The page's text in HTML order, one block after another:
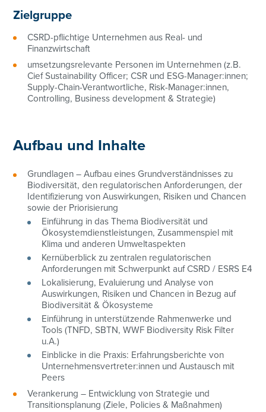
Zielgruppe
CSRD-pflichtige Unternehmen aus Real- und
Finanzwirtschaft
umsetzungsrelevante Personen im Unternehmen (z.B.
Cief Sustainability Officer; CSR und ESG-Manager:innen;
Supply-Chain-Verantwortliche, Risk-Manager:innen,
Controlling, Business development & Strategie)
Aufbau und Inhalte
Grundlagen – Aufbau eines Grundverständnisses zu
Biodiversität, den regulatorischen Anforderungen, der
Identifizierung von Auswirkungen, Risiken und Chancen
sowie der Priorisierung
Einführung in das Thema Biodiversität und
Ökosystemdienstleistungen, Zusammenspiel mit
Klima und anderen Umweltaspekten
Kernüberblick zu zentralen regulatorischen
Anforderungen mit Schwerpunkt auf CSRD / ESRS E4
Lokalisierung, Evaluierung und Analyse von
Auswirkungen, Risiken und Chancen in Bezug auf
Biodiversität & Ökosysteme
Einführung in unterstützende Rahmenwerke und
Tools (TNFD, SBTN, WWF Biodiversity Risk Filter
u.A.)
Einblicke in die Praxis: Erfahrungsberichte von
Unternehmensvertreter:innen und Austausch mit
Peers
Verankerung – Entwicklung von Strategie und
Transitionsplanung (Ziele, Policies & Maßnahmen)